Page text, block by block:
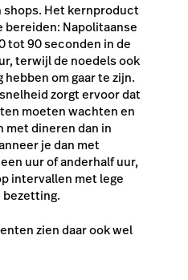
shops. Het kernproduct
bereiden: Napolitaanse
tot 90 seconden in de
terwijl de noedels ook
om gaar te zijn.
zorgt ervoor dat
moeten wachten en
met dineren dan in
je dan met
uur of anderhalf uur,
intervallen met lege
zien daar ook wel